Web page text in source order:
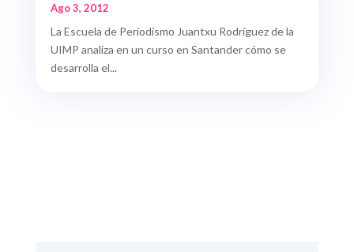
Ago 3, 2012
La Escuela de Periodismo Juantxu Rodríguez de la
UIMP analiza en un curso en Santander cómo se
desarrolla el...